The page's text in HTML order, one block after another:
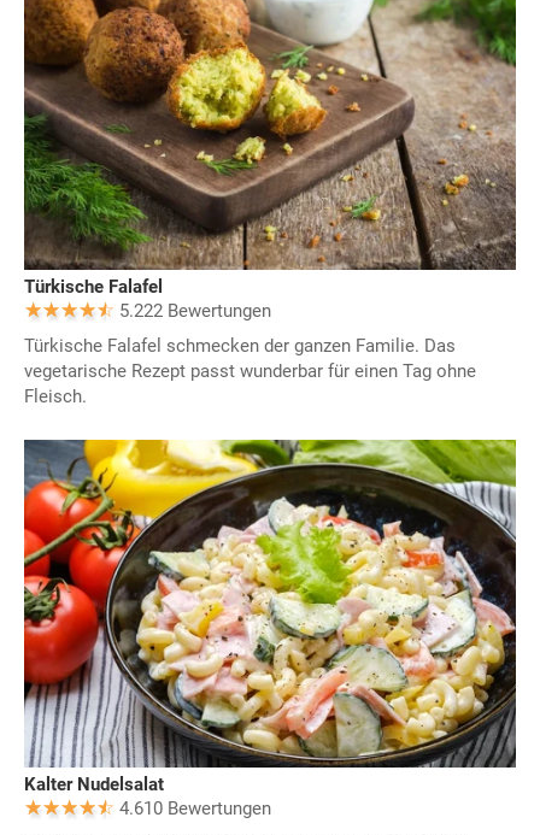
Türkische Falafel
5.222 Bewertungen
Türkische Falafel schmecken der ganzen Familie. Das
vegetarische Rezept passt wunderbar für einen Tag ohne
Fleisch.
Kalter Nudelsalat
4.610 Bewertungen